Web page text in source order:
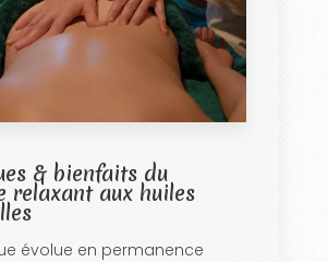
& bienfaits du
relaxant aux huiles
évolue en permanence